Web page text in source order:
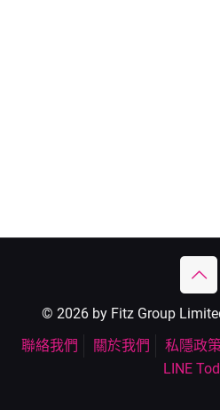
© 2026 by Fitz Group
聯絡我們
關於我們 私隱政
LINE